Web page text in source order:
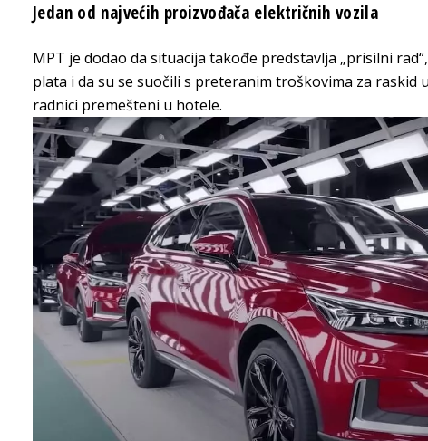
Jedan od najvećih proizvođača električnih vozila
MPT je dodao da situacija takođe predstavlja „prisilni
plata i da su se suočili s preteranim troškovima za raskid
radnici premešteni u hotele.